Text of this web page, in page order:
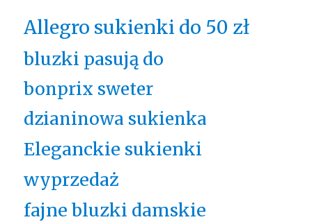
Allegro sukienki do 50 zł
bluzki pasują do
bonprix sweter
dzianinowa sukienka
Eleganckie sukienki
wyprzedaż
fajne bluzki damskie